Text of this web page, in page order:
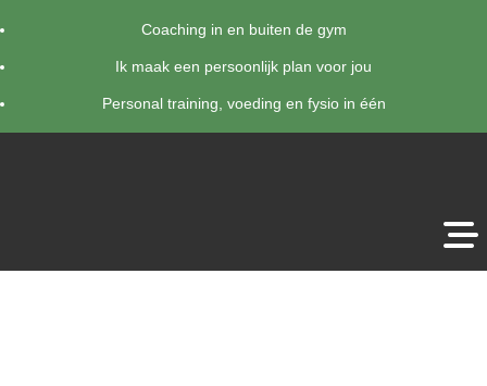
Coaching in en buiten de gym
Ik maak een persoonlijk plan voor jou
Personal training, voeding en fysio in één